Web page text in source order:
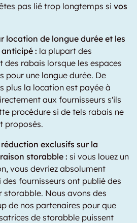
pas lié trop longtemps si vos
location de longue durée et les
: la plupart des
des rabais lorsque les espaces
pour une longue durée. De
plus la location est payée à
aux fournisseurs s'ils
procédure si de tels rabais ne
proposés.
exclusifs sur la
storabble : si vous louez un
vous devriez absolument
fournisseurs ont publié des
storabble. Nous avons des
de nos partenaires pour que
de storabble puissent